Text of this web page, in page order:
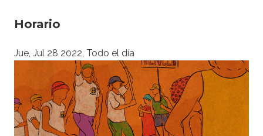
Horario
Jue, Jul 28 2022, Todo el día